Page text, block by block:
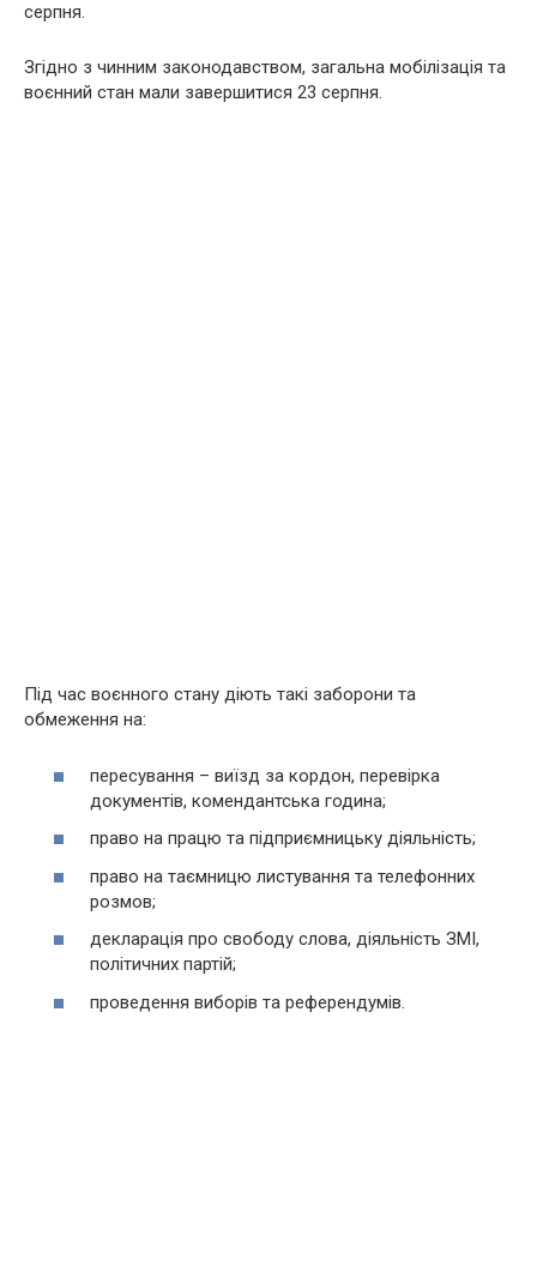
серпня.
Згідно з чинним законодавством, загальна мобілізація та
воєнний стан мали завершитися 23 серпня.
Під час воєнного стану діють такі заборони та
обмеження на:
пересування – виїзд за кордон, перевірка
документів, комендантська година;
право на працю та підприємницьку діяльність;
право на таємницю листування та телефонних
розмов;
декларація про свободу слова, діяльність ЗМІ,
політичних партій;
проведення виборів та референдумів.